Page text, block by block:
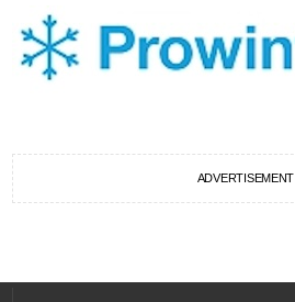
ADVERTISEMENT